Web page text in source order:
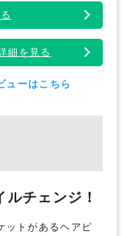
細を見る
ーはこちら
チェンジ！
ットがあるヘアピ